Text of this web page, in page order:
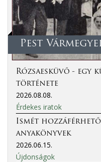
Pest
Rózsaesküvő - egy
története
2026.08.08.
Érdekes iratok
Ismét
anyakönyvek
2026.06.15.
Újdonságok